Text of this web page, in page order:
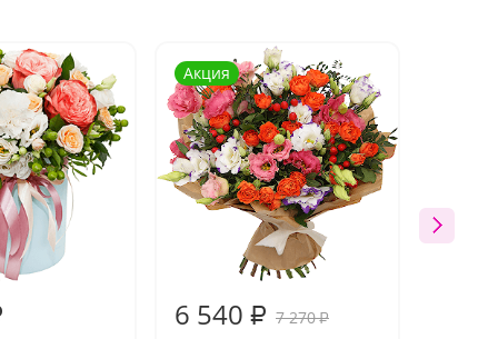
Акция
6 540 ₽ 7 270₽